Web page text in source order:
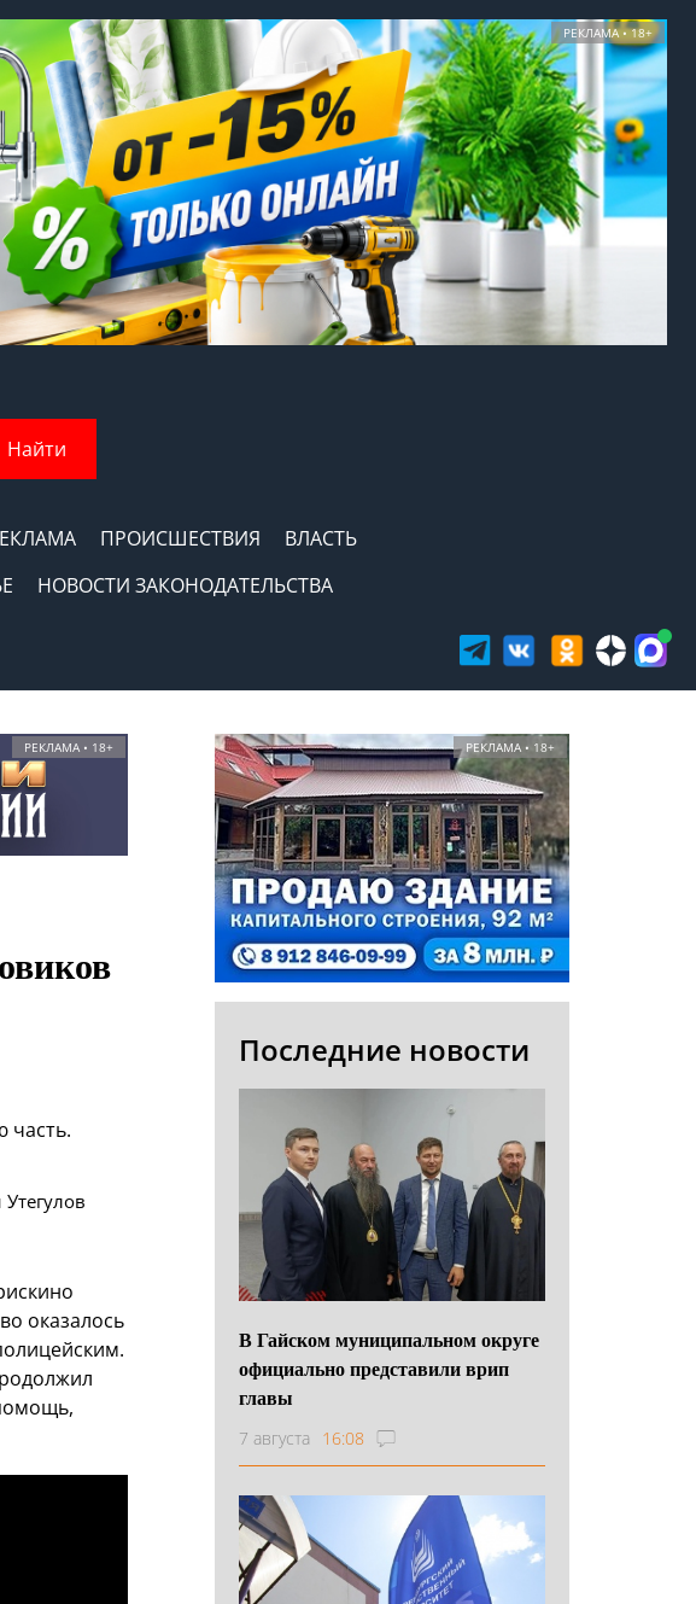
РЕКЛАМА • 18+
Найти
ПРОИСШЕСТВИЯ
ВЛАСТЬ
НОВОСТИ ЗАКОНОДАТЕЛЬСТВА
РЕКЛАМА • 18+
часть.
оказалось
РЕКЛАМА • 18+
Последние новости
В Гайском муниципальном округе
официально представили врип
главы
7 августа 16:08